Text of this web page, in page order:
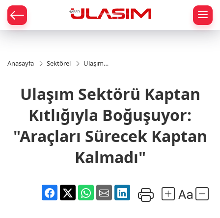
Anasayfa Sektörel
Ulaşım
Kıtlığıyla
Boğuşuyor:
"Araçları
Sürecek
Kalmadı"
Ulaşım Sektörü Kaptan
Kıtlığıyla Boğuşuyor:
"Araçları Sürecek Kaptan
Kalmadı"